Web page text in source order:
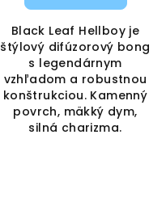
Black Leaf Hellboy je
štýlový difúzorový bong
s legendárnym
vzhľadom a robustnou
konštrukciou. Kamenný
povrch, mäkký dym,
silná charizma.